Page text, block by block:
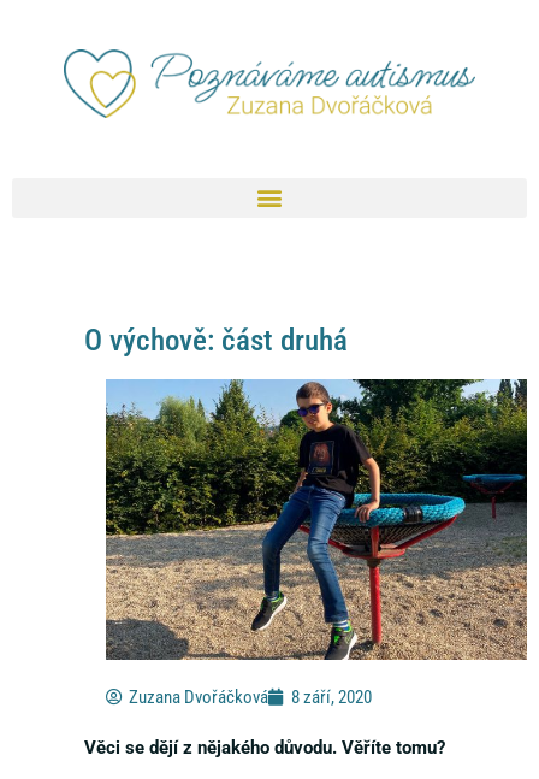
O výchově: část druhá
Zuzana Dvořáčková 8 září, 2020
Věci se dějí z nějakého důvodu. Věříte tomu?